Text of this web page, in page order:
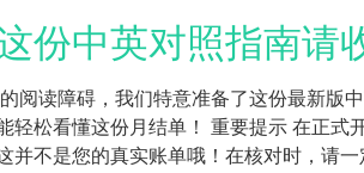
份中英对照指南请
读障碍，我们特意准备了这份最新版中
松看懂这份月结单！ 重要提示 在正式
不是您的真实账单哦！在核对时，请